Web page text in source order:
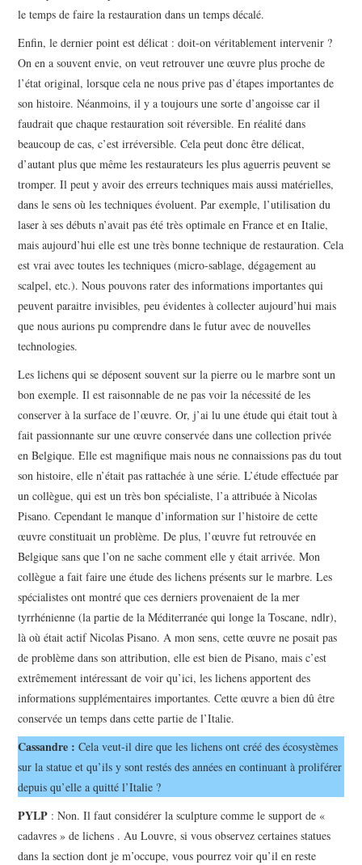
le temps de faire la restauration dans un temps décalé.
Enfin, le dernier point est délicat : doit-on véritablement intervenir ?
On en a souvent envie, on veut retrouver une œuvre plus proche de
l’état original, lorsque cela ne nous prive pas d’étapes importantes de
son histoire. Néanmoins, il y a toujours une sorte d’angoisse car il
faudrait que chaque restauration soit réversible. En réalité dans
beaucoup de cas, c’est irréversible. Cela peut donc être délicat,
d’autant plus que même les restaurateurs les plus aguerris peuvent se
tromper. Il peut y avoir des erreurs techniques mais aussi matérielles,
dans le sens où les techniques évoluent. Par exemple, l’utilisation du
laser à ses débuts n’avait pas été très optimale en France et en Italie,
mais aujourd’hui elle est une très bonne technique de restauration. Cela
est vrai avec toutes les techniques (micro-sablage, dégagement au
scalpel, etc.). Nous pouvons rater des informations importantes qui
peuvent paraitre invisibles, peu évidentes à collecter aujourd’hui mais
que nous aurions pu comprendre dans le futur avec de nouvelles
technologies.
Les lichens qui se déposent souvent sur la pierre ou le marbre sont un
bon exemple. Il est raisonnable de ne pas voir la nécessité de les
conserver à la surface de l’œuvre. Or, j’ai lu une étude qui était tout à
fait passionnante sur une œuvre conservée dans une collection privée
en Belgique. Elle est magnifique mais nous ne connaissions pas du tout
son histoire, elle n’était pas rattachée à une série. L’étude effectuée par
un collègue, qui est un très bon spécialiste, l’a attribuée à Nicolas
Pisano. Cependant le manque d’information sur l’histoire de cette
œuvre constituait un problème. De plus, l’œuvre fut retrouvée en
Belgique sans que l’on ne sache comment elle y était arrivée. Mon
collègue a fait faire une étude des lichens présents sur le marbre. Les
spécialistes ont montré que ces derniers provenaient de la mer
tyrrhénienne (la partie de la Méditerranée qui longe la Toscane, ndlr),
là où était actif Nicolas Pisano. A mon sens, cette œuvre ne posait pas
de problème dans son attribution, elle est bien de Pisano, mais c’est
extrêmement intéressant de voir qu’ici, les lichens apportent des
informations supplémentaires importantes. Cette œuvre a bien dû être
conservée un temps dans cette partie de l’Italie.
Cassandre :Cela veut-il dire que les lichens ont créé des écosystèmes
sur la statue et qu’ils y sont restés des années en continuant à proliférer
depuis qu’elle a quitté l’Italie ?
PYLP : Non. Il faut considérer la sculpture comme le support de «
cadavres » de lichens . Au Louvre, si vous observez certaines statues
dans la section dont je m’occupe, vous pourrez voir qu’il en reste